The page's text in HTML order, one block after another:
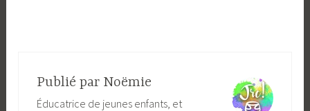
Publié par Noëmie
Éducatrice de jeunes enfants, et